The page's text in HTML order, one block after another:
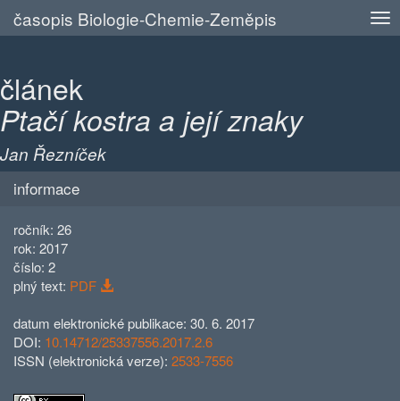
časopis Biologie-Chemie-Zeměpis
článek
Ptačí kostra a její znaky
Jan Řezníček
informace
ročník: 26
rok: 2017
číslo: 2
plný text: PDF
datum elektronické publikace: 30. 6. 2017
DOI: 10.14712/25337556.2017.2.6
ISSN (elektronická verze): 2533-7556